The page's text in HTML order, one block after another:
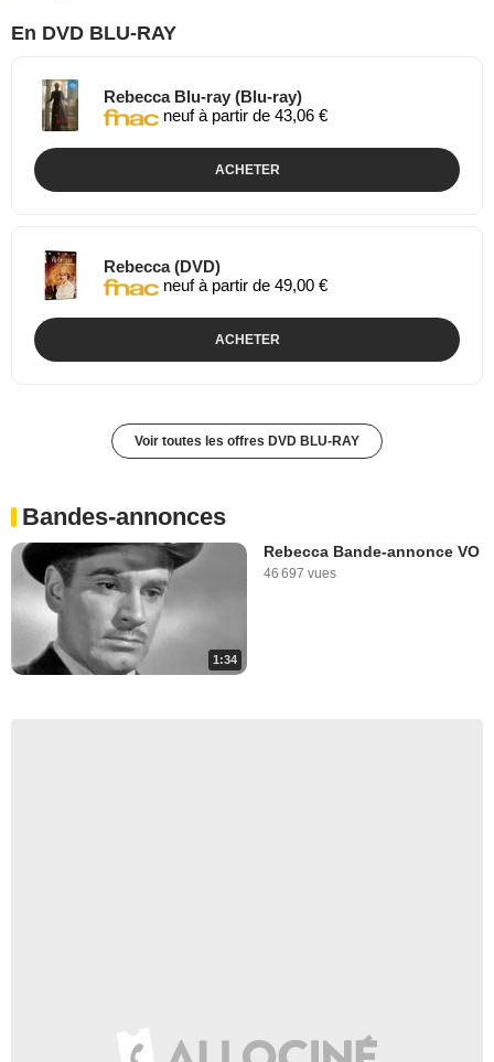
En DVD BLU-RAY
Rebecca Blu-ray (Blu-ray)
neuf à partir de 43,06 €
ACHETER
Rebecca (DVD)
neuf à partir de 49,00 €
ACHETER
Voir toutes les offres DVD BLU-RAY
Bandes-annonces
1:34
Rebecca Bande-annonce VO
46 697 vues